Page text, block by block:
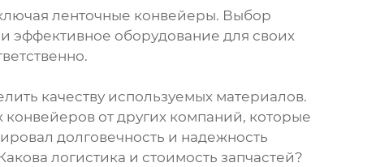
ленточные конвейеры. Выбор
эффективное оборудование для своих
качеству используемых материалов.
от других компаний, которые
долговечность и надежность
логистика и стоимость запчастей?